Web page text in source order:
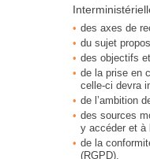
des axes de
du sujet
des objectifs
de la prise en
celle-ci devra
de l’ambition
des sources
y accéder et à
de la
(RGPD),